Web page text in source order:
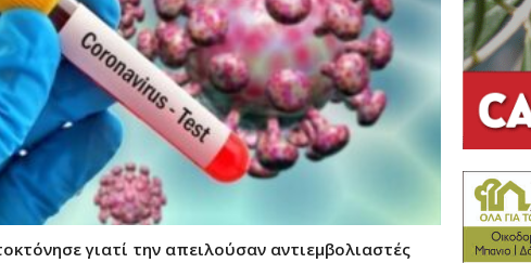
γιατί την απειλούσαν αντιεμβολιαστές